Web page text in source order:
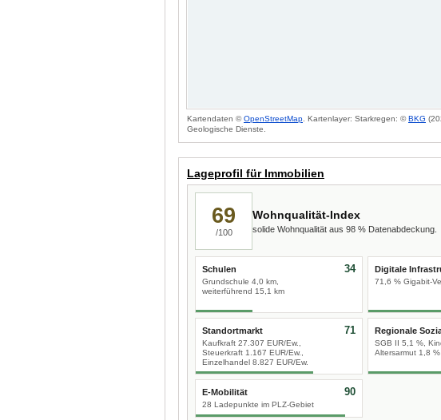
Kartendaten ©OpenStreetMap . Kartenlayer: Starkregen: ©BKG
Geologische Dienste.
Lageprofil für Immobilien
69
/100
Wohnqualität-Index
solide Wohnqualität aus 98 % Datenabdeckung.
Schulen
Grundschule 4,0 km,
weiterführend 15,1 km
34 Digitale
71,6 % Gigabit-
Standortmarkt
Kaufkraft 27.307 EUR/Ew.,
Steuerkraft 1.167 EUR/Ew.,
Einzelhandel 8.827 EUR/Ew.
71 Regionale
SGB II 5,1 %,
Altersarmut 1,8 %
E-Mobilität
28 Ladepunkte im PLZ-Gebiet
90